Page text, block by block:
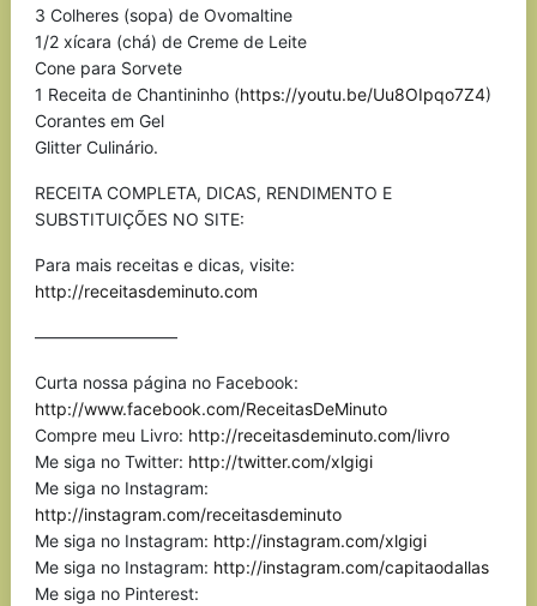
3 Colheres (sopa) de Ovomaltine
1/2 xícara (chá) de Creme de Leite
Cone para Sorvete
1 Receita de Chantininho (https://youtu.be/Uu8OIpqo7Z4)
Corantes em Gel
Glitter Culinário.
RECEITA COMPLETA, DICAS, RENDIMENTO E
SUBSTITUIÇÕES NO SITE:
Para mais receitas e dicas, visite:
http://receitasdeminuto.com
————————–
Curta nossa página no Facebook:
http://www.facebook.com/ReceitasDeMinuto
Compre meu Livro: http://receitasdeminuto.com/livro
Me siga no Twitter: http://twitter.com/xlgigi
Me siga no Instagram:
http://instagram.com/receitasdeminuto
Me siga no Instagram: http://instagram.com/xlgigi
Me siga no Instagram: http://instagram.com/capitaodallas
Me siga no Pinterest: